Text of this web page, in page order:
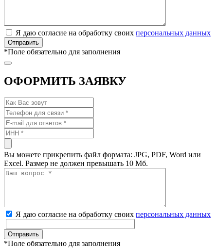
Я даю согласие на обработку своих персональных данных
*Поле обязательно для заполнения
ОФОРМИТЬ ЗАЯВКУ
Вы можете прикрепить файл формата: JPG, PDF, Word или
Excel. Размер не должен превышать 10 Мб.
Я даю согласие на обработку своих персональных данных
*Поле обязательно для заполнения